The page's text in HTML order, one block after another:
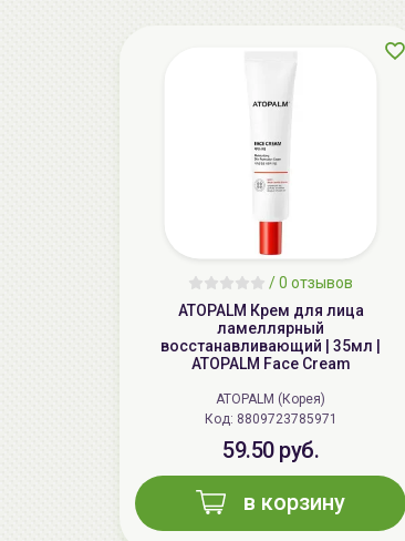
/0 отзывов
ATOPALM Крем для лица
ламеллярный
восстанавливающий | 35мл |
ATOPALM Face Cream
ATOPALM (Корея)
Код: 8809723785971
59.50 руб.
в корзину